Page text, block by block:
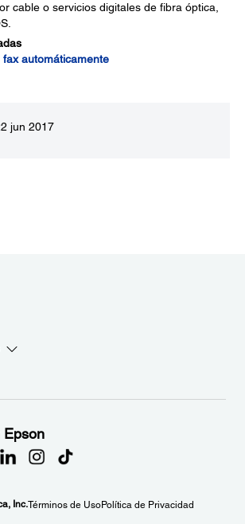
cable o servicios digitales de fibra óptica,
automáticamente
jun 2017
Epson
Inc.Términos de UsoPolítica de Privacidad